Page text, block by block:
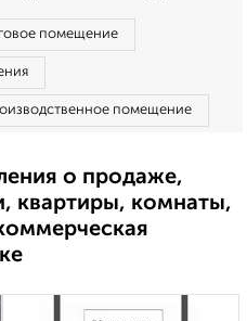
помещение
помещение
о продаже,
квартиры, комнаты,